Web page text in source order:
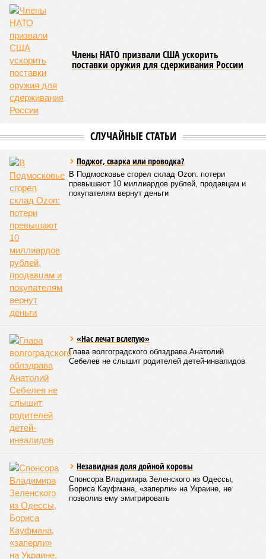
приводят к катастрофическим изменениям внутри неё – и
она погибает.
присутствуют тысячи соматических мутаций. У
организма нет механики, которая позволила бы ему
вернуться и исправить повреждения, уже записанные в
геноме,– рассказывает
медицинской школы Гроссмана при Нью-Йоркском
университете.
накопившиеся повреждения снижают эффективность
предпосылки для развития рака». То есть получается, что,
бы ни пытались замедлить старение, устраняя его
причины, всё равно ничего не выйдет – мутации возьмут
своё.
Цифры
По данным за 2025 год, лидером по средней
продолжительности жизни из всех стран стало
Княжество Монако. В общем-то, неудивительно с
учётом богатства и благополучия этого крохотного
клочка суши. Но второе место удивляет – оно,
оказывается, за Гонконгом. Если в Монако
большинство доживают до 87 лет, то в Гонконге – до
Далее следуют Южная Корея, Швейцария и Австралия.
Средняя продолжительность жизни в России – 74,2
года, от лидеров рейтинга мы очень далеки. Впрочем,
Владимир Путин поставил задачу, чтобы к 2030 году
эта цифра выросла до 78 лет, а к 2036 году – до 81
года. Как это будет выполняться, неизвестно.
Эта железная печень
В своём новейшем исследовании, опубликованном в NPJ
технологий во главе с доктором биологических наук
Екатериной Храмеевойподсчитала максимальный срок
жизни человека. Вернее, каким бы этот срок мог быть, если
исключить из уравнения все признаки старения, в том
числе и соматические мутации.
Итак, пишет в своей разошедшейся на многомиллионную
аудиторию публикации New York Post (почему, кстати, New